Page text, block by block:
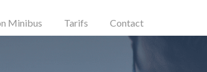
Minibus Tarifs Contact